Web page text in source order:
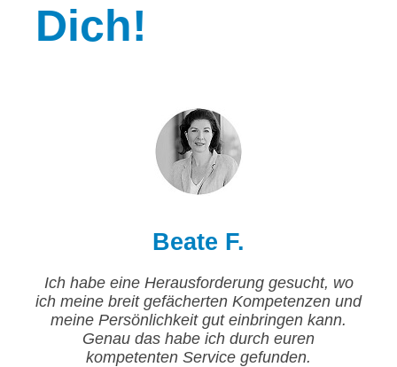
Dich!
Beate F.
Ich habe eine Herausforderung gesucht, wo
ich meine breit gefächerten Kompetenzen und
meine Persönlichkeit gut einbringen kann.
Genau das habe ich durch euren
kompetenten Service gefunden.